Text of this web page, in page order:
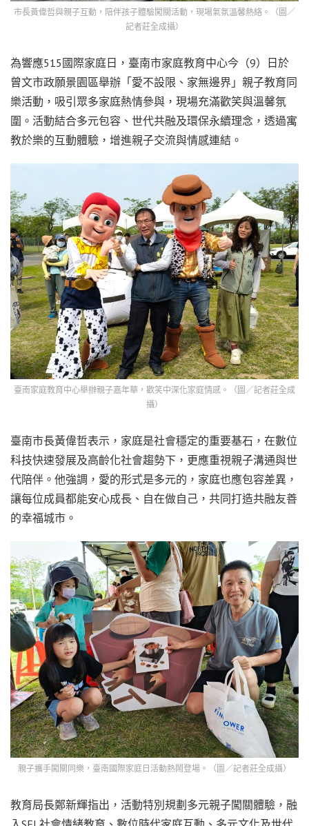
市長黃偉哲與親子互動，陪伴孩子體驗闖關活動，現場氣氛溫馨熱絡。（圖／
記者莊全成攝）
為響應515國際家庭日，臺南市家庭教育中心今（9）日於
曾文市政願景園區舉辦「愛不設限、家無邊界」親子教育同
樂活動，吸引眾多家庭熱情參與，現場充滿歡笑與溫馨氛
圍。活動結合多元包容、世代共融及環保永續理念，透過寓
教於樂的互動體驗，增進親子交流與情感連結。
臺南家庭教育中心舉辦親子嘉年華，歡笑中深化家庭情感。（圖／記者莊全成
攝）
臺南市長黃偉哲表示，家庭是社會穩定的重要基石，在數位
科技快速發展及高齡化社會趨勢下，更應重視親子溝通與世
代陪伴。他強調，愛的形式是多元的，家庭也應包容差異，
讓每位成員都能安心成長、自在做自己，共同打造共融友善
的幸福城市。
親子攜手闖關同樂，臺南國際家庭日活動熱鬧登場。（圖／記者莊全成攝）
教育局長鄭新輝指出，活動特別規劃多元親子闖關體驗，融